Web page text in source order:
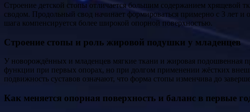
Строение детской стопы отличается большим содержанием хрящевой ткани, незрелостью костных сегментов и наличием подошвенной жировой подушки, которая заполняет пространство под
сводом. Продольный свод начинает формироваться примерно с 3 лет и
шага компенсируется более широкой опорной поверхностью.
Строение стопы и роль жировой подушки у младенцев
У новорождённых и младенцев мягкие ткани и жировая
функции при первых опорах, но при долгом применении жёстких
подвижность суставов означают, что форма стопы изменчива до
Как меняется опорная поверхность и баланс в первые